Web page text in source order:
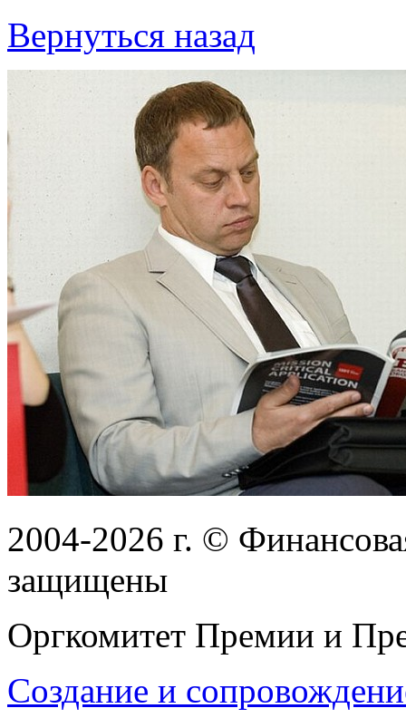
Вернуться назад
2004-2026 г. ©
защищены
Оргкомитет Премии и
Создание и